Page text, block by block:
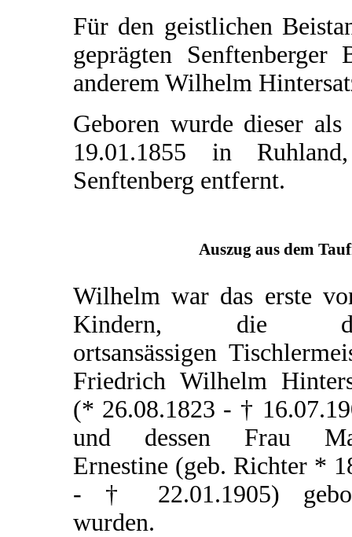
Für den geistlichen
geprägten
anderem Wilhelm
Geboren wurde dieser
19.01.1855 in
Senftenberg entfernt.
Auszug aus dem
Wilhelm war das erste
Kindern, die
ortsansässigen
Friedrich Wilhelm
(* 26.08.1823 - †
und dessen Frau
Ernestine (geb. Richter *
- † 22.01.1905)
wurden.